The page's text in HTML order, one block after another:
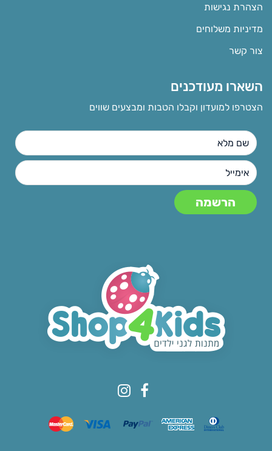
הצהרת נגישות
מדיניות משלוחים
צור קשר
השארו מעודכנים
הצטרפו למועדון וקבלו הטבות ומבצעים שווים
© All rights reserved to Shop4kids